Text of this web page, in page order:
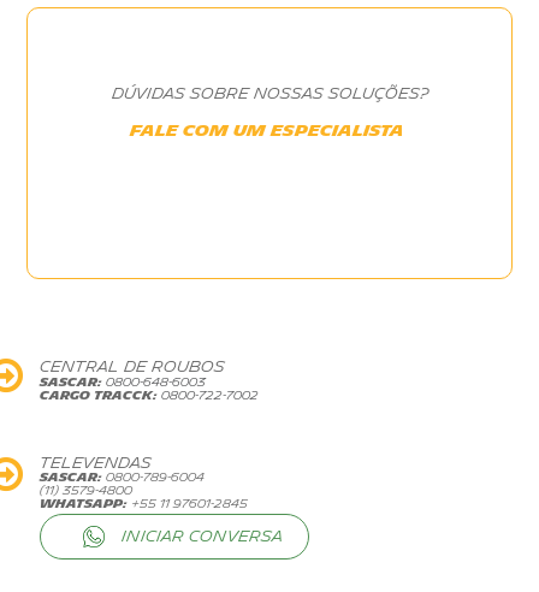
DÚVIDAS SOBRE NOSSAS SOLUÇÕES?
FALE COM UM ESPECIALISTA
CENTRAL DE ROUBOS
SASCAR: 0800-648-6003
CARGO TRACCK: 0800-722-7002
TELEVENDAS
SASCAR:0800-789-6004
(11) 3579-4800
WHATSAPP: +55 11 97601-2845
INICIAR CONVERSA